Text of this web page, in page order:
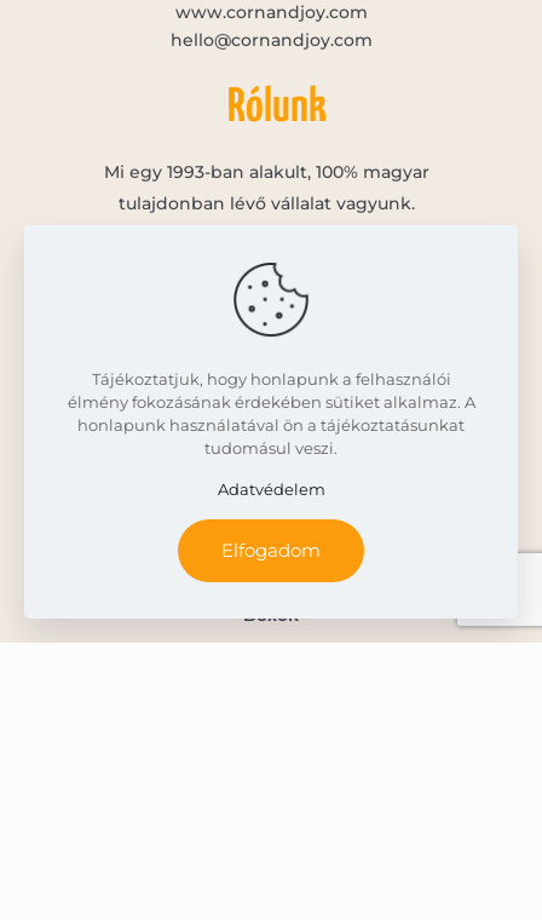
www.cornandjoy.com
hello@cornandjoy.com
Rólunk
Mi egy 1993-ban alakult, 100% magyar
tulajdonban lévő vállalat vagyunk.
minőségben, egészséges, és mindenki számára
elérhető, innovatív termékeket állítsunk elő.
Termékeink
Snack
Extrudált kenyér
Bonabo gabonapehely
Boxok
Tájékoztatjuk, hogy honlapunk a felhasználói
élmény fokozásának érdekében sütiket alkalmaz. A
honlapunk használatával ön a tájékoztatásunkat
tudomásul veszi.
Adatvédelem
Elfogadom